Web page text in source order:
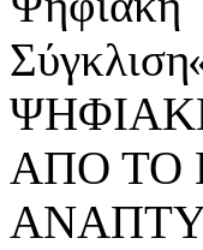
ΑΠΟ ΤΟ